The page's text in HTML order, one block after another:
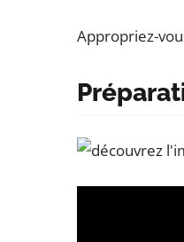
Appropriez-